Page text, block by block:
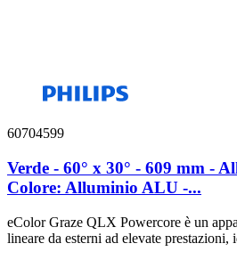
60704599
Verde - 60° x 30° - 609 mm -
Colore: Alluminio ALU -...
eColor Graze QLX Powercore è un
lineare da esterni ad elevate prestazioni,